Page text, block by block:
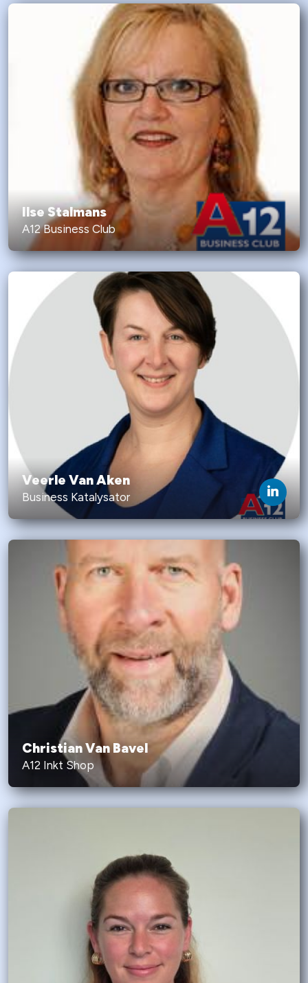
Ilse Stalmans
A12 Business Club
Veerle Van Aken
Business Katalysator
Christian Van Bavel
A12 Inkt Shop